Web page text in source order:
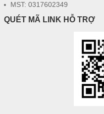
MST: 0317602349
QUÉT MÃ LINK HỖ TRỢ